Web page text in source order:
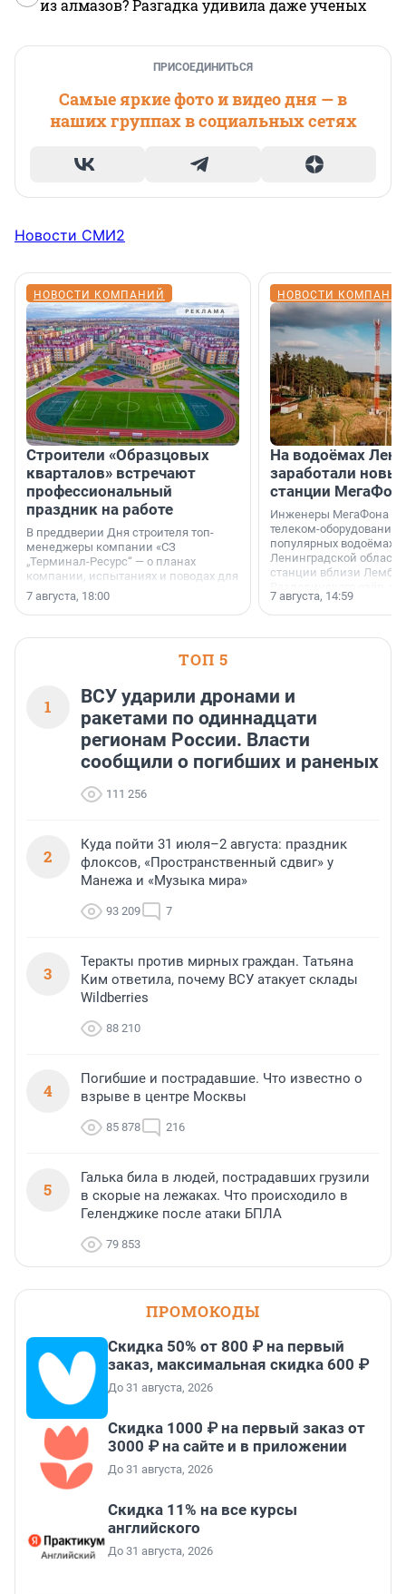
из алмазов? Разгадка удивила даже ученых
ПРИСОЕДИНИТЬСЯ
Самые яркие фото и видео дня — в
наших группах в социальных сетях
Новости СМИ2
НОВОСТИ КОМПАНИЙ
Строители «Образцовых
кварталов» встречают
профессиональный
праздник на работе
В преддверии Дня строителя топ-
менеджеры компании «СЗ
„Терминал-Ресурс“ — о планах
компании, испытаниях и поводах для
осторожного оптимизма.
7 августа, 18:00
НОВОСТИ
На водоёмах
заработали
станции
Инженеры МегаФона
телеком-оборудование
популярных водоёмах
Ленинградской
станции вблизи
недалеко от Большого
водопада.
7 августа, 14:59
ТОП 5
1
ВСУ ударили дронами и
ракетами по одиннадцати
регионам России. Власти
сообщили о погибших и раненых
111 256
2
Куда пойти 31 июля–2 августа: праздник
флоксов, «Пространственный сдвиг» у
Манежа и «Музыка мира»
93 209 7
3
Теракты против мирных граждан. Татьяна
Ким ответила, почему ВСУ атакует склады
Wildberries
88 210
4
Погибшие и пострадавшие. Что известно о
взрыве в центре Москвы
85 878 216
5
Галька била в людей, пострадавших грузили
в скорые на лежаках. Что происходило в
Геленджике после атаки БПЛА
79 853
ПРОМОКОДЫ
Скидка 50% от 800 ₽ на первый
заказ, максимальная скидка 600 ₽
До 31 августа, 2026
Скидка 1000 ₽ на первый заказ от
3000 ₽ на сайте и в приложении
До 31 августа, 2026
Скидка 11% на все курсы
английского
До 31 августа, 2026